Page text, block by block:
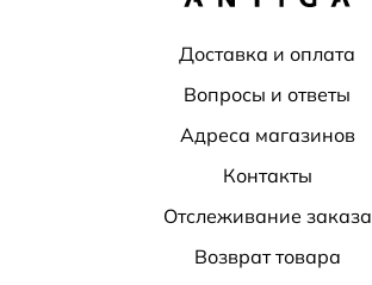
Доставка и оплата
Вопросы и ответы
Адреса магазинов
Контакты
Отслеживание заказа
Возврат товара